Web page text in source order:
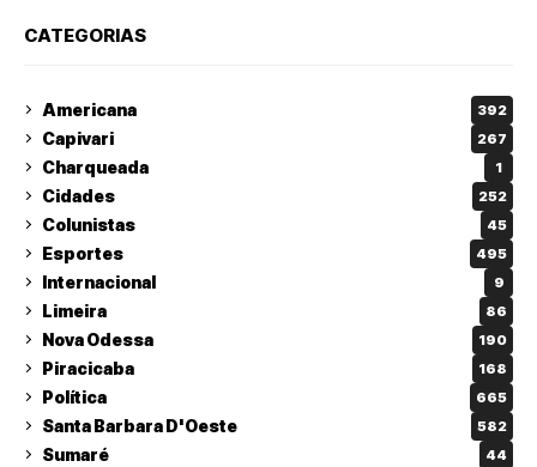
CATEGORIAS
Americana 392
Capivari 267
Charqueada 1
Cidades 252
Colunistas 45
Esportes 495
Internacional 9
Limeira 86
Nova Odessa 190
Piracicaba 168
Política 665
Santa Barbara D'Oeste 582
Sumaré 44